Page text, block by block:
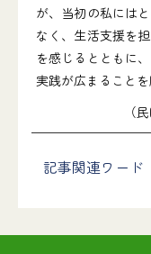
が、当初の私には
なく、生活支援を
を感じるとともに
実践が広まること
（
記事関連ワード